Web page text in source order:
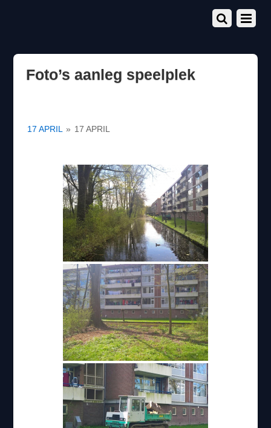
Foto’s aanleg speelplek
17 APRIL » 17 APRIL